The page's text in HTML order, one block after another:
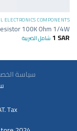
ELECTRONICS COMPONENTS
100K Ohm 1/4W
1 SAR شامل الضريبة
سياسة
Tax.